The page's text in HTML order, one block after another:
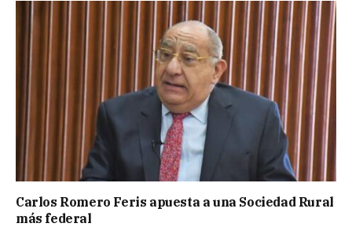
Carlos Romero Feris apuesta a una Sociedad Rural
más federal